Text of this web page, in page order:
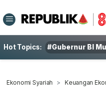
Hot Topics: #Gubernur BI
Ekonomi Syariah
Keuangan